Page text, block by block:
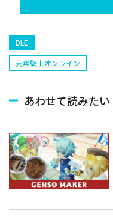
DLE
元素騎士オンライン
あわせて読みたい